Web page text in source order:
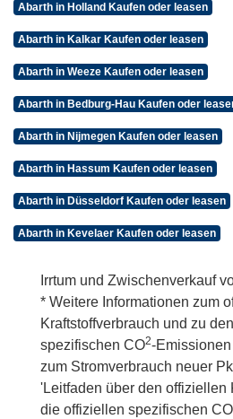
Abarth in Holland Kaufen oder leasen
Abarth in Kalkar Kaufen oder leasen
Abarth in Weeze Kaufen oder leasen
Abarth in Bedburg-Hau Kaufen oder
Abarth in Nijmegen Kaufen oder leasen
Abarth in Hassum Kaufen oder leasen
Abarth in Düsseldorf Kaufen oder leasen
Abarth in Kevelaer Kaufen oder leasen
Irrtum und Zwischenverkauf
* Weitere Informationen zum
Kraftstoffverbrauch und zu
spezifischen CO2-
zum Stromverbrauch neuer
'Leitfaden über den offiziellen
die offiziellen spezifischen CO